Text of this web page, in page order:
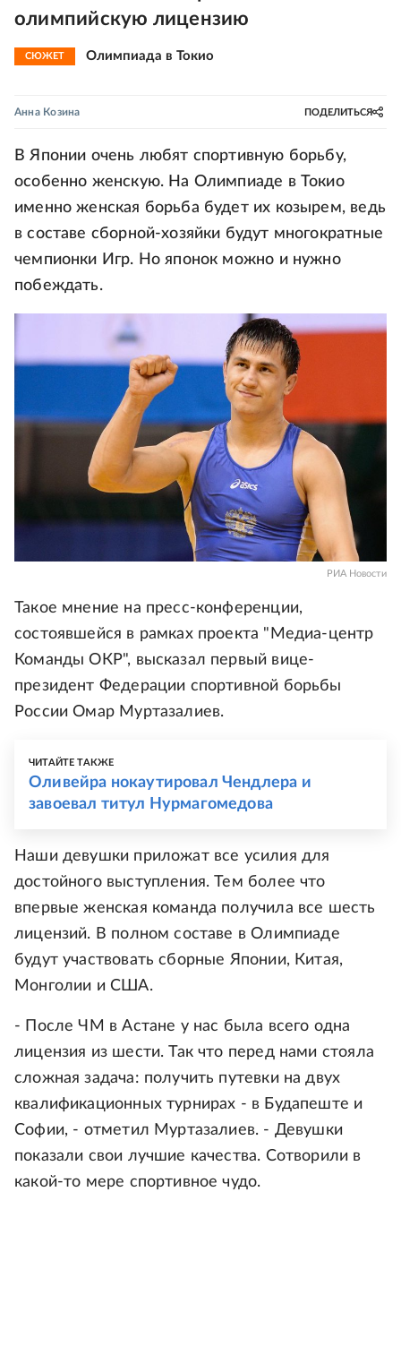
олимпийскую лицензию
СЮЖЕТ Олимпиада в Токио
Анна Козина ПОДЕЛИТЬСЯ
В Японии очень любят спортивную борьбу,
особенно женскую. На Олимпиаде в Токио
именно женская борьба будет их козырем, ведь
в составе сборной-хозяйки будут многократные
чемпионки Игр. Но японок можно и нужно
побеждать.
РИА Новости
Такое мнение на пресс-конференции,
состоявшейся в рамках проекта "Медиа-центр
Команды ОКР", высказал первый вице-
президент Федерации спортивной борьбы
России Омар Муртазалиев.
ЧИТАЙТЕ ТАКЖЕ
Оливейра нокаутировал Чендлера и
завоевал титул Нурмагомедова
Наши девушки приложат все усилия для
достойного выступления. Тем более что
впервые женская команда получила все шесть
лицензий. В полном составе в Олимпиаде
будут участвовать сборные Японии, Китая,
Монголии и США.
- После ЧМ в Астане у нас была всего одна
лицензия из шести. Так что перед нами стояла
сложная задача: получить путевки на двух
квалификационных турнирах - в Будапеште и
Софии, - отметил Муртазалиев. - Девушки
показали свои лучшие качества. Сотворили в
какой-то мере спортивное чудо.